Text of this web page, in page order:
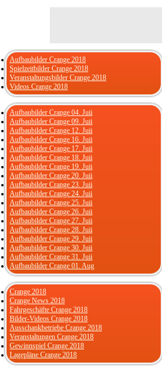
Aufbaubilder Crange 2018
Spielzeitbilder Crange 2018
Veranstaltungsbilder Crange 2018
Videos Crange 2018
Aufbaubilder Crange 04. Juii
Aufbaubilder Crange 09. Juii
Aufbaubilder Crange 12. Juii
Aufbaubilder Crange 16. Juii
Aufbaubilder Crange 17. Juii
Aufbaubilder Crange 18. Juii
Aufbaubilder Crange 19. Juii
Aufbaubilder Crange 20. Juii
Aufbaubilder Crange 23. Juii
Aufbaubilder Crange 24. Juii
Aufbaubilder Crange 25. Juii
Aufbaubilder Crange 26. Juii
Aufbaubilder Crange 27. Juii
Aufbaubilder Crange 28. Juii
Aufbaubilder Crange 29. Juii
Aufbaubilder Crange 30. Juii
Aufbaubilder Crange 31. Juii
Aufbaubilder Crange 01. Aug
Crange 2018
Crange News 2018
Fahrgeschäfte Crange 2018
Bilder-Videos Crange 2018
Ausschankbetriebe Crange 2018
Veranstaltungen Crange 2018
Gewinnspiel Crange 2018
Lagepläne Crange 2018